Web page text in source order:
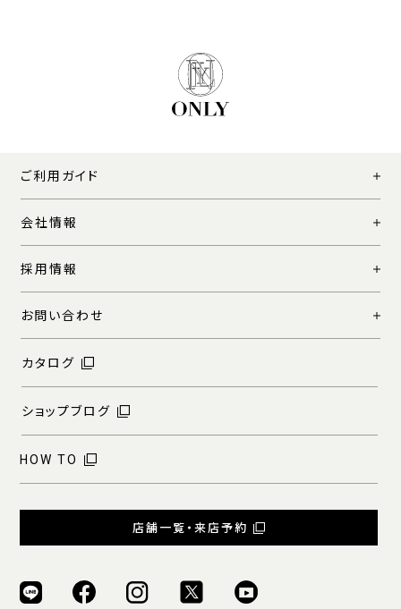
ご利用ガイド
会社情報
採用情報
お問い合わせ
カタログ
ショップブログ
HOW TO
店舗一覧・来店予約